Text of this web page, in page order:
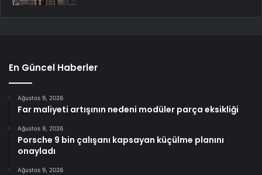
En Güncel Haberler
Ağustos 9, 2026
Far maliyeti artışının nedeni modüler parça eksikliği
Ağustos 9, 2026
Porsche 9 bin çalışanı kapsayan küçülme planını
onayladı
Ağustos 9, 2026